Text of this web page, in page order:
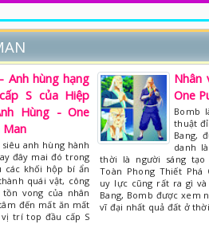
Anh hùng hạng
S của Hiệp
Hùng - One
Man
siêu anh hùng hành
đây mai đó trong
các khối hộp bí ẩn
quái vật, công
vong của nhân
đến mất ăn mất
trí top đầu cấp S
Nhân
One
Bomb
thuật
Bang,
danh
thời là người sáng
Toàn Phong Thiết Phá
uy lực cũng rất ra gì
Bang, Bomb được xem
vĩ đại nhất quả đất ở